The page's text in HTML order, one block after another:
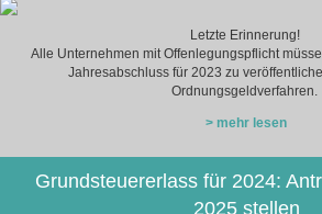
Letzte Erinnerung!
Alle Unternehmen mit Offenlegungspflicht
Jahresabschluss für 2023 zu
Ordnungsgeldverfahren.
> mehr lesen
Grundsteuererlass für 2024:
2025 stellen